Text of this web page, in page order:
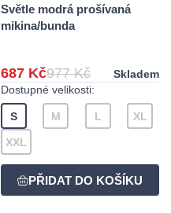
Světle modrá prošívaná
mikina/bunda
687 Kč977 Kč
Skladem
Dostupné velikosti:
S M L XL
XXL